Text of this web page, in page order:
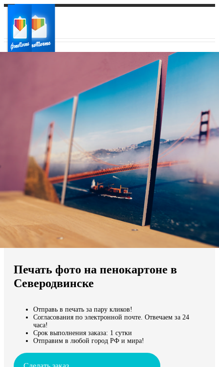
Ваш регион доставки
Выберите из списка:
Мы доставляем по всему миру
Продолжить без города
Печать фото на пенокартоне в
Северодвинске
Отправь в печать за пару кликов!
Согласования по электронной почте. Отвечаем за 24
часа!
Срок выполнения заказа: 1 сутки
Отправим в любой город РФ и мира!